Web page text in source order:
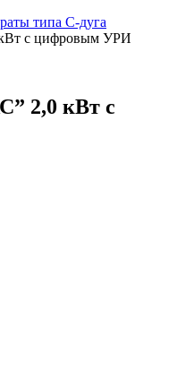
типа C-дуга
с цифровым УРИ
2,0 кВт с